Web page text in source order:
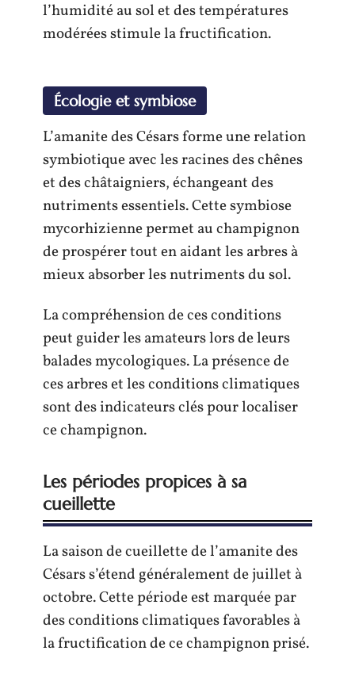
l’humidité au sol et des températures
modérées stimule la fructification.
Écologie et symbiose
L’amanite des Césars forme une relation
symbiotique avec les racines des chênes
et des châtaigniers, échangeant des
nutriments essentiels. Cette symbiose
mycorhizienne permet au champignon
de prospérer tout en aidant les arbres à
mieux absorber les nutriments du sol.
La compréhension de ces conditions
peut guider les amateurs lors de leurs
balades mycologiques. La présence de
ces arbres et les conditions climatiques
sont des indicateurs clés pour localiser
ce champignon.
Les périodes propices à sa
cueillette
La saison de cueillette de l’amanite des
Césars s’étend généralement de juillet à
octobre. Cette période est marquée par
des conditions climatiques favorables à
la fructification de ce champignon prisé.